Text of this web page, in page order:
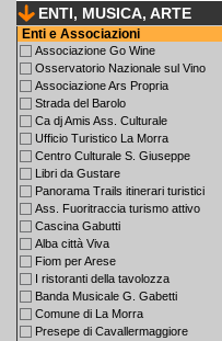
ENTI, MUSICA, ARTE
Enti e Associazioni
Associazione Go Wine
Osservatorio Nazionale sul Vino
Associazione Ars Propria
Strada del Barolo
Ca dj Amis Ass. Culturale
Ufficio Turistico La Morra
Centro Culturale S. Giuseppe
Libri da Gustare
Panorama Trails itinerari turistici
Ass. Fuoritraccia turismo attivo
Cascina Gabutti
Alba città Viva
Fiom per Arese
I ristoranti della tavolozza
Banda Musicale G. Gabetti
Comune di La Morra
Presepe di Cavallermaggiore